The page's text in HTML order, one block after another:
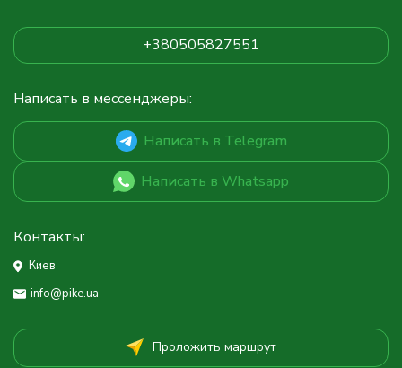
+380505827551
Написать в мессенджеры:
Написать в Telegram
Написать в Whatsapp
Контакты:
Киев
info@pike.ua
Проложить маршрут